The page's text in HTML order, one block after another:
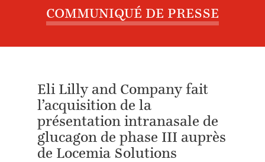
COMMUNIQUÉ DE PRESSE
Eli Lilly and Company fait
l’acquisition de la
présentation intranasale de
glucagon de phase III auprès
de Locemia Solutions